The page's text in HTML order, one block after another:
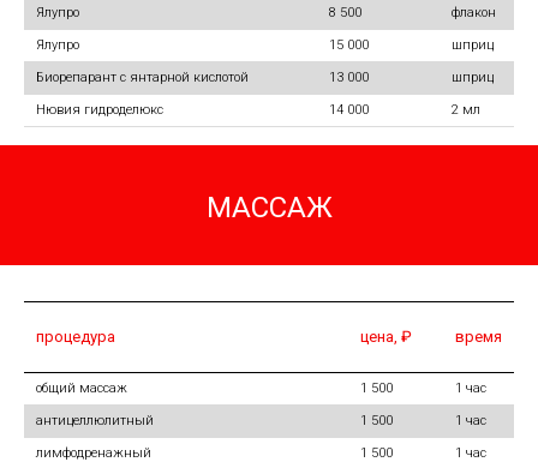
Ялупро 8 500 флакон
Ялупро 15 000 шприц
Биорепарант с янтарной кислотой 13 000 шприц
Нювия гидроделюкс 14 000 2 мл
МАССАЖ
процедура цена, ₽ время
общий массаж 1 500 1 час
антицеллюлитный 1 500 1 час
лимфодренажный 1 500 1 час